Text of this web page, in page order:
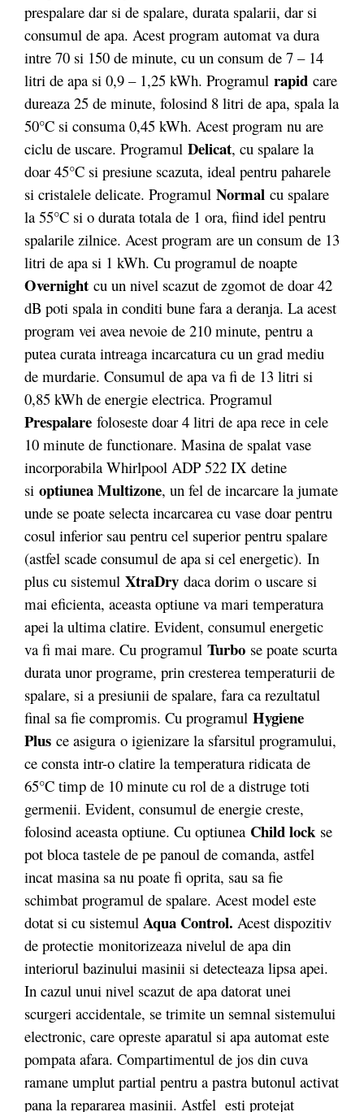
prespalare dar si de spalare, durata spalarii, dar si
consumul de apa. Acest program automat va dura
intre 70 si 150 de minute, cu un consum de 7 – 14
litri de apa si 0,9 – 1,25 kWh. Programul rapid care
dureaza 25 de minute, folosind 8 litri de apa, spala la
50°C si consuma 0,45 kWh. Acest program nu are
ciclu de uscare. Programul Delicat, cu spalare la
doar 45°C si presiune scazuta, ideal pentru paharele
si cristalele delicate. Programul Normal cu spalare
la 55°C si o durata totala de 1 ora, fiind idel pentru
spalarile zilnice. Acest program are un consum de 13
litri de apa si 1 kWh. Cu programul de noapte
Overnight cu un nivel scazut de zgomot de doar 42
dB poti spala in conditi bune fara a deranja. La acest
program vei avea nevoie de 210 minute, pentru a
putea curata intreaga incarcatura cu un grad mediu
de murdarie. Consumul de apa va fi de 13 litri si
0,85 kWh de energie electrica. Programul
Prespalare foloseste doar 4 litri de apa rece in cele
10 minute de functionare. Masina de spalat vase
incorporabila Whirlpool ADP 522 IX detine
si optiunea Multizone, un fel de incarcare la jumate
unde se poate selecta incarcarea cu vase doar pentru
cosul inferior sau pentru cel superior pentru spalare
(astfel scade consumul de apa si cel energetic). In
plus cu sistemul XtraDry daca dorim o uscare si
mai eficienta, aceasta optiune va mari temperatura
apei la ultima clatire. Evident, consumul energetic
va fi mai mare. Cu programul Turbo se poate scurta
durata unor programe, prin cresterea temperaturii de
spalare, si a presiunii de spalare, fara ca rezultatul
final sa fie compromis. Cu programul Hygiene
Plus ce asigura o igienizare la sfarsitul programului,
ce consta intr-o clatire la temperatura ridicata de
65°C timp de 10 minute cu rol de a distruge toti
germenii. Evident, consumul de energie creste,
folosind aceasta optiune. Cu optiunea Child lock se
pot bloca tastele de pe panoul de comanda, astfel
incat masina sa nu poate fi oprita, sau sa fie
schimbat programul de spalare. Acest model este
dotat si cu sistemul Aqua Control. Acest dispozitiv
de protectie monitorizeaza nivelul de apa din
interiorul bazinului masinii si detecteaza lipsa apei.
In cazul unui nivel scazut de apa datorat unei
scurgeri accidentale, se trimite un semnal sistemului
electronic, care opreste aparatul si apa automat este
pompata afara. Compartimentul de jos din cuva
ramane umplut partial pentru a pastra butonul activat
pana la repararea masinii. Astfel esti protejat